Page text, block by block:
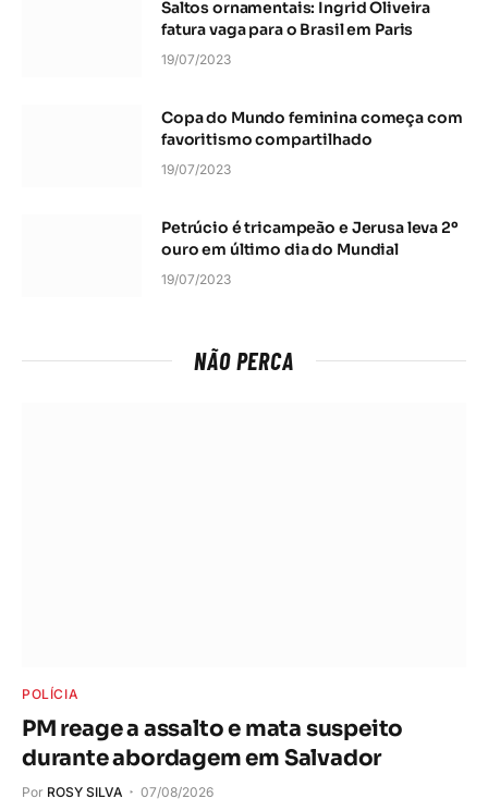
Saltos ornamentais: Ingrid Oliveira
fatura vaga para o Brasil em Paris
19/07/2023
Copa do Mundo feminina começa com
favoritismo compartilhado
19/07/2023
Petrúcio é tricampeão e Jerusa leva 2º
ouro em último dia do Mundial
19/07/2023
NÃO PERCA
POLÍCIA
PM reage a assalto e mata suspeito
durante abordagem em Salvador
Por ROSY SILVA 07/08/2026